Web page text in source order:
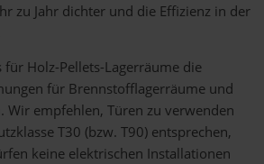
zu Jahr dichter und die Effizienz in der
für Holz-Pellets-Lagerräume die
für Brennstofflagerräume und
Wir empfehlen, Türen zu verwenden
T30 (bzw. T90) entsprechen,
keine elektrischen Installationen